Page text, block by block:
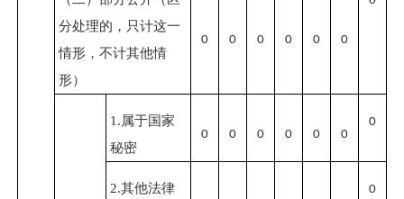
分处理的，只计这一
情形，不计其他情
形）
0 0 0 0 0 0
1.属于国家
秘密
0 0 0 0 0 0
0
2.其他法律 0